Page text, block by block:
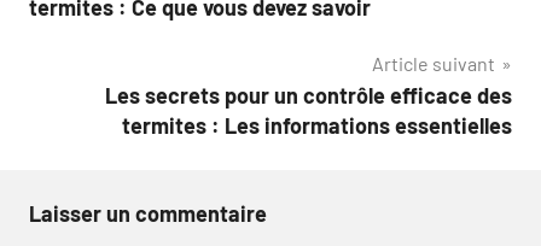
termites : Ce que vous devez savoir
Article suivant
Les secrets pour un contrôle efficace des
termites : Les informations essentielles
Laisser un commentaire